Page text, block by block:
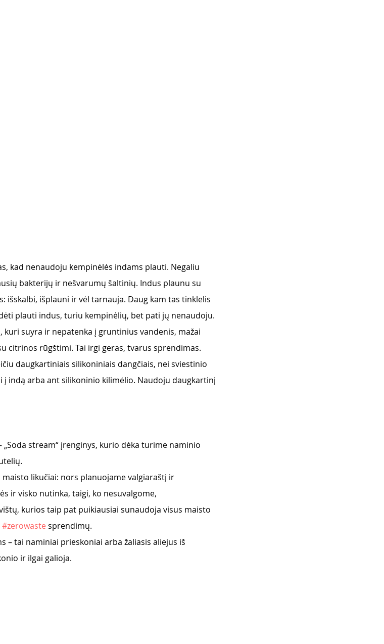
kad nenaudoju kempinėlės indams plauti. Negaliu
bakterijų ir nešvarumų šaltinių. Indus plaunu su
išplauni ir vėl tarnauja. Daug kam tas tinklelis
plauti indus, turiu kempinėlių, bet pati jų nenaudoju.
suyra ir nepatenka į gruntinius vandenis, mažai
citrinos rūgštimi. Tai irgi geras, tvarus sprendimas.
daugkartiniais silikoniniais dangčiais, nei sviestinio
į indą arba ant silikoninio kilimėlio. Naudoju daugkartinį
stream“ įrenginys, kurio dėka turime naminio
likučiai: nors planuojame valgiaraštį ir
ir visko nutinka, taigi, ko nesuvalgome,
kurios taip pat puikiausiai sunaudoja visus maisto
#zerowaste sprendimų.
– tai naminiai prieskoniai arba žaliasis aliejus iš
ir ilgai galioja.